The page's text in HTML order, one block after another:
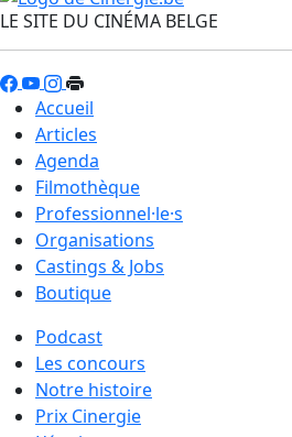
LE SITE DU CINÉMA BELGE
Accueil
Articles
Agenda
Filmothèque
Professionnel·le·s
Organisations
Castings & Jobs
Boutique
Podcast
Les concours
Notre histoire
Prix Cinergie